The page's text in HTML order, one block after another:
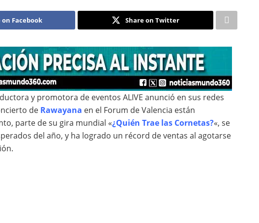
on Facebook Share on Twitter
y promotora de eventos ALIVE anunció en sus redes
de Rawayana en el Forum de Valencia están
parte de su gira mundial «¿Quién Trae las Cornetas?«, se
del año, y ha logrado un récord de ventas al agotarse